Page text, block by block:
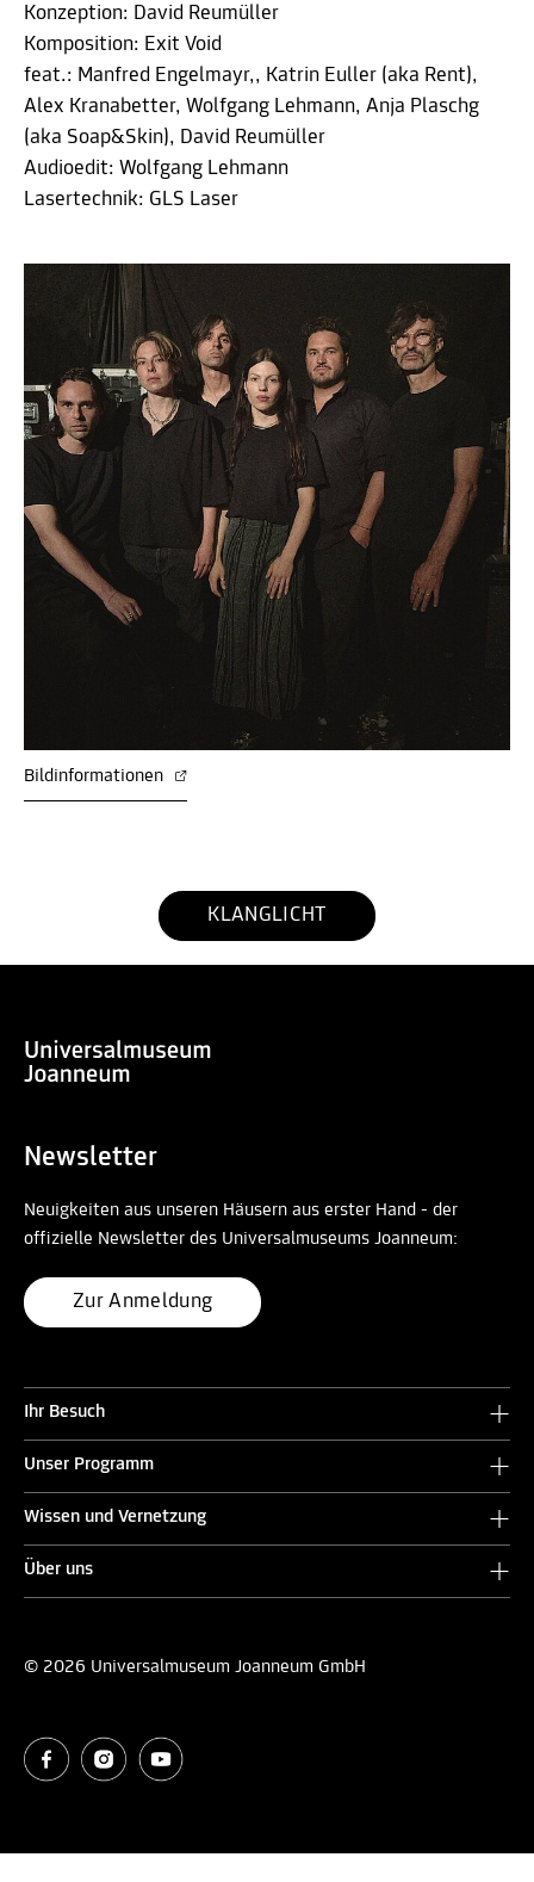
Konzeption: David Reumüller
Komposition: Exit Void
feat.: Manfred Engelmayr,, Katrin Euller (aka Rent),
Alex Kranabetter, Wolfgang Lehmann, Anja Plaschg
(aka Soap&Skin), David Reumüller
Audioedit: Wolfgang Lehmann
Lasertechnik: GLS Laser
Bildinformationen
KLANGLICHT
Newsletter
Neuigkeiten aus unseren Häusern aus erster Hand - der
offizielle Newsletter des Universalmuseums Joanneum:
Zur Anmeldung
Ihr Besuch
Unser Programm
Wissen und Vernetzung
Über uns
© 2026 Universalmuseum Joanneum GmbH